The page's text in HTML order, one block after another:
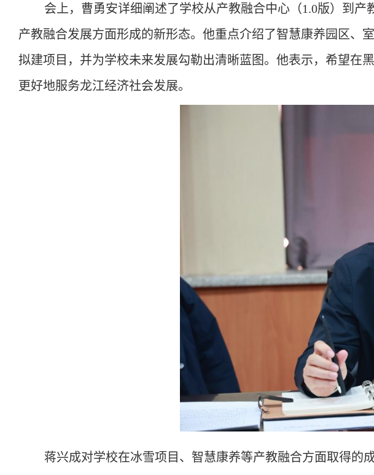
会上，曹勇安详细阐述了学校从产教融合中心（1.0版）到产
产教融合发展方面形成的新形态。他重点介绍了智慧康养园区、
拟建项目， 并为学校未来发展勾勒出清晰蓝图。他表示，希望在
更好地服务龙江经济社会发展。
蒋兴成对学校在冰雪项目、 智慧康养等产教融合方面取得的